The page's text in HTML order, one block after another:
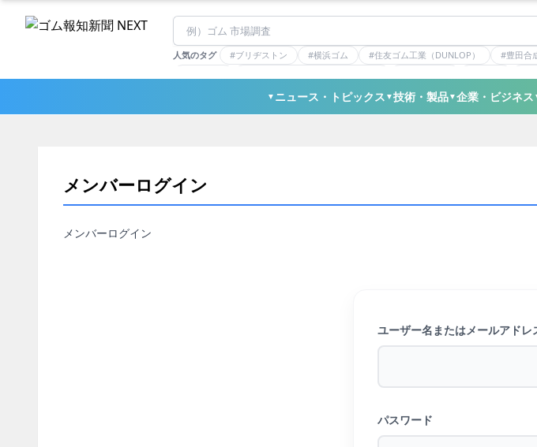
人気のタグ #ブリヂストン #横浜ゴム #住友ゴム工業（DUNLOP） #豊田合
#東ソー
▼ ニュース・トピックス ▼技術・製品▼企業・ビジネス
メンバーログイン
メンバーログイン
ユーザー名またはメールアドレ
パスワード